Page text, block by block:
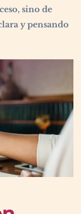
sino de
y pensando